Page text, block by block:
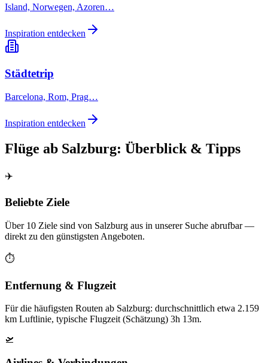
Island, Norwegen, Azoren…
Inspiration entdecken
Städtetrip
Barcelona, Rom, Prag…
Inspiration entdecken
Flüge ab Salzburg: Überblick & Tipps
✈️
Beliebte Ziele
Über 10 Ziele sind von Salzburg aus in unserer Suche abrufbar —
direkt zu den günstigsten Angeboten.
⏱️
Entfernung & Flugzeit
Für die häufigsten Routen ab Salzburg: durchschnittlich etwa 2.159
km Luftlinie, typische Flugzeit (Schätzung) 3h 13m.
🛫